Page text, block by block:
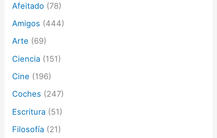
e
c
r
n
c
o
Afeitado (78)
Amigos (444)
Arte (69)
Ciencia (151)
Cine (196)
Coches (247)
Escritura (51)
Filosofía (21)